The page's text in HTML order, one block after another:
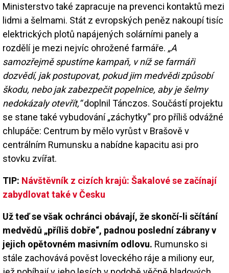
Ministerstvo také zapracuje na prevenci kontaktů mezi
lidmi a šelmami. Stát z evropských peněz nakoupí tisíc
elektrických plotů napájených solárními panely a
rozdělí je mezi nejvíc ohrožené farmáře. „A
samozřejmě spustíme kampaň, v níž se farmáři
dozvědí, jak postupovat, pokud jim medvědi způsobí
škodu, nebo jak zabezpečit popelnice, aby je šelmy
nedokázaly otevřít,“doplnil Tánczos. Součástí projektu
se stane také vybudování „záchytky“ pro příliš odvážné
chlupáče: Centrum by mělo vyrůst v Brašově v
centrálním Rumunsku a nabídne kapacitu asi pro
stovku zvířat.
TIP: Návštěvník z cizích krajů: Šakalové se začínají
zabydlovat také v Česku
Už teď se však ochránci obávají, že skončí-li sčítání
medvědů „příliš dobře“, padnou poslední zábrany v
jejich opětovném masivním odlovu. Rumunsko si
stále zachovává pověst loveckého ráje a miliony eur,